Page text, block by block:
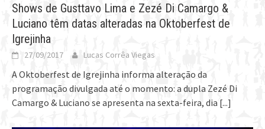
Shows de Gusttavo Lima e Zezé Di Camargo &
Luciano têm datas alteradas na Oktoberfest de
Igrejinha
27/09/2017 Lucas Corrêa Viegas
A Oktoberfest de Igrejinha informa alteração da
programação divulgada até o momento: a dupla Zezé Di
Camargo & Luciano se apresenta na sexta-feira, dia [...]